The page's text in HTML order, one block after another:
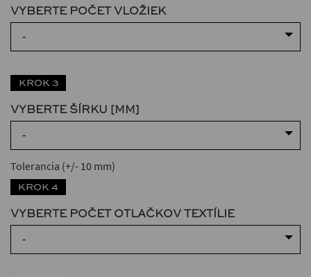
VYBERTE POČET VLOŽIEK
-
KROK 3
VYBERTE ŠÍRKU [MM]
-
Tolerancia (+/- 10 mm)
KROK 4
VYBERTE POČET OTLAČKOV TEXTÍLIE
-